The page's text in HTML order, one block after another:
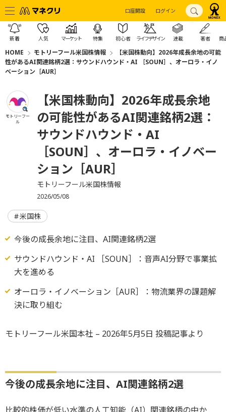
口座開設 ログイン
新着 人気 マーケット 特集 初心者 ライフデザイン 連載 著者 商
HOME モトリーフール米国株情報
【米国株動向】2026年成長余地の可能
性があるAI関連銘柄2選：サウンドハウンド・AI ［SOUN］、オーロラ・イノ
ベーション［AUR］
モトリーフー
ル
【米国株動向】2026年成長余地
の可能性があるAI関連銘柄2選：
サウンドハウンド・AI
［SOUN］、オーロラ・イノベー
ション［AUR］
モトリーフール米国株情報
2026/05/08
米国株
今後の成長余地に注目、AI関連銘柄2選
サウンドハウンド・AI ［SOUN］：音声AI分野で事業拡
大を進める
オーロラ・イノベーション［AUR］：物流業界の課題解
決に取り組む
モトリーフール米国本社 – 2026年5月5日 投稿記事より
今後の成長余地に注目、AI関連銘柄2選
比較的株価が低い水準の人工知能（AI）関連銘柄の中か